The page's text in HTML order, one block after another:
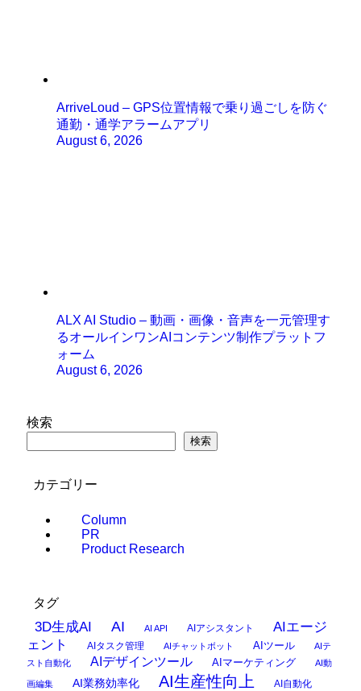
ArriveLoud – GPS位置情報で乗り過ごしを防ぐ
通勤・通学アラームアプリ
August 6, 2026
ALX AI Studio – 動画・画像・音声を一元管理す
るオールインワンAIコンテンツ制作プラットフ
ォーム
August 6, 2026
検索
検索
カテゴリー
Column
PR
Product Research
タグ
3D生成AI AI AI API AIアシスタント
AIエージ
ェント
AIタスク管理 AIチャットボット AIツール
AIテ
スト自動化
AIデザインツール AIマーケティング AI動
画編集 AI業務効率化 AI生産性向上 AI自動化